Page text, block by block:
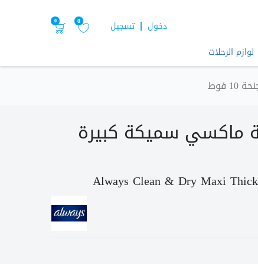
تسجيل دخول 0
0
لوازم الرحلات
ماكسي سميكة كبيرة
Always Clean & Dry Maxi